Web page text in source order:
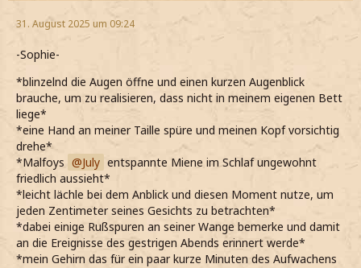
31. August 2025 um 09:24
-Sophie-
*blinzelnd die Augen öffne und einen kurzen Augenblick
brauche, um zu realisieren, dass nicht in meinem eigenen Bett
liege*
*eine Hand an meiner Taille spüre und meinen Kopf vorsichtig
drehe*
*Malfoys
July entspannte Miene im Schlaf ungewohnt
friedlich aussieht*
*leicht lächle bei dem Anblick und diesen Moment nutze, um
jeden Zentimeter seines Gesichts zu betrachten*
*dabei einige Rußspuren an seiner Wange bemerke und damit
an die Ereignisse des gestrigen Abends erinnert werde*
*mein Gehirn das für ein paar kurze Minuten des Aufwachens